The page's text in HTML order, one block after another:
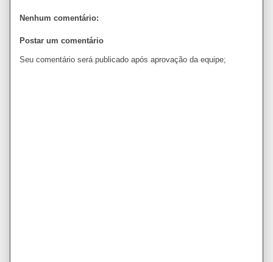
Nenhum comentário:
Postar um comentário
Seu comentário será publicado após aprovação da equipe;